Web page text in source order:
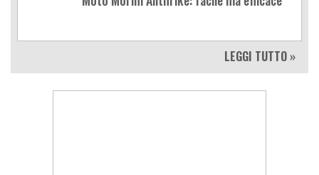
LEGGI TUTTO »